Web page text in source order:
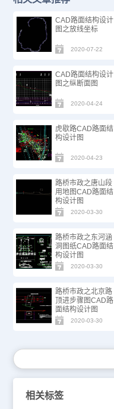
CAD路面结构设计
图之放线坐标
2020-07-22
CAD路面结构设计
图之纵断面图
2020-04-24
虎歇路CAD路面结
构设计图
2020-04-23
路桥市政之唐山段
用地图CAD路面结
构设计图
2020-03-30
路桥市政之东河涵
洞图纸CAD路面结
构设计图
2020-03-30
路桥市政之北京路
顶进步骤图CAD路
面结构设计图
2020-03-30
相关标签